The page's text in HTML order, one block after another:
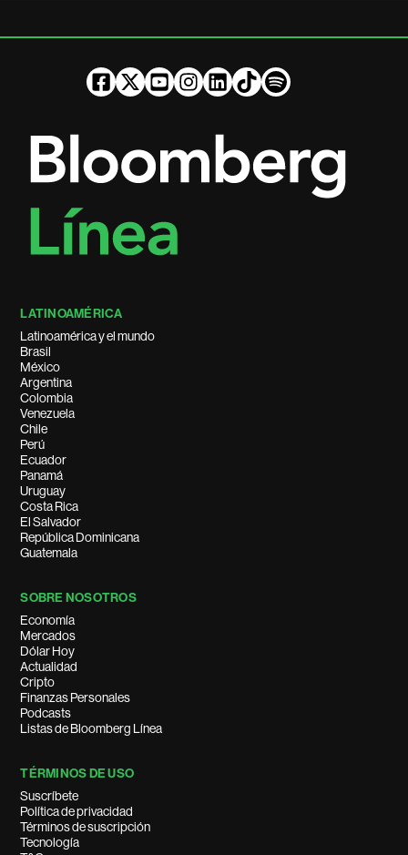
LATINOAMÉRICA
Latinoamérica y el mundo
Brasil
México
Argentina
Colombia
Venezuela
Chile
Perú
Ecuador
Panamá
Uruguay
Costa Rica
El Salvador
República Dominicana
Guatemala
SOBRE NOSOTROS
Economía
Mercados
Dólar Hoy
Actualidad
Cripto
Finanzas Personales
Podcasts
Listas de Bloomberg Línea
TÉRMINOS DE USO
Suscríbete
Política de privacidad
Términos de suscripción
Tecnología